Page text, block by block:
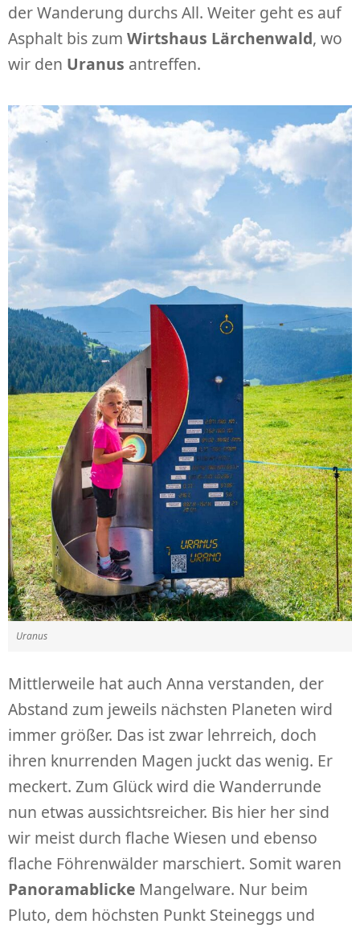
der Wanderung durchs All. Weiter geht es auf
Asphalt bis zum Wirtshaus Lärchenwald, wo
wir den Uranus antreffen.
Uranus
Mittlerweile hat auch Anna verstanden, der
Abstand zum jeweils nächsten Planeten wird
immer größer. Das ist zwar lehrreich, doch
ihren knurrenden Magen juckt das wenig. Er
meckert. Zum Glück wird die Wanderrunde
nun etwas aussichtsreicher. Bis hier her sind
wir meist durch flache Wiesen und ebenso
flache Föhrenwälder marschiert. Somit waren
Panoramablicke Mangelware. Nur beim
Pluto, dem höchsten Punkt Steineggs und